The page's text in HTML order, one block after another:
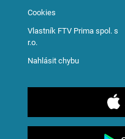
Cookies
Vlastník FTV Prima spol. s
r.o.
Nahlásit chybu